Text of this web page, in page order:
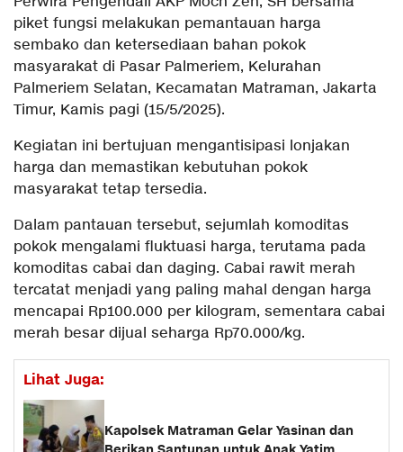
piket fungsi melakukan pemantauan harga
sembako dan ketersediaan bahan pokok
masyarakat di Pasar Palmeriem, Kelurahan
Palmeriem Selatan, Kecamatan Matraman, Jakarta
Timur, Kamis pagi (15/5/2025).
Kegiatan ini bertujuan mengantisipasi lonjakan
harga dan memastikan kebutuhan pokok
masyarakat tetap tersedia.
Dalam pantauan tersebut, sejumlah komoditas
pokok mengalami fluktuasi harga, terutama pada
komoditas cabai dan daging. Cabai rawit merah
tercatat menjadi yang paling mahal dengan harga
mencapai Rp100.000 per kilogram, sementara cabai
merah besar dijual seharga Rp70.000/kg.
Lihat Juga:
Kapolsek Matraman Gelar Yasinan dan